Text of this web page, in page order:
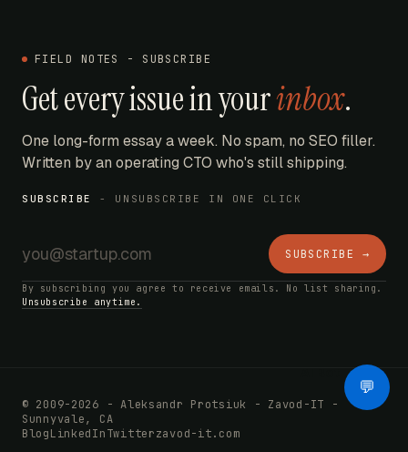
FIELD NOTES - SUBSCRIBE
Get every issue in yourinbox.
One long-form essay a week. No spam, no SEO filler.
Written by an operating CTO who's still shipping.
SUBSCRIBE - UNSUBSCRIBE IN ONE CLICK
SUBSCRIBE →
By subscribing you agree to receive emails. No list sharing.
Unsubscribe anytime.
© 2009-2026 - Aleksandr Protsiuk - Zavod-IT -
Sunnyvale, CA
BlogLinkedInTwitterzavod-it.com
💬